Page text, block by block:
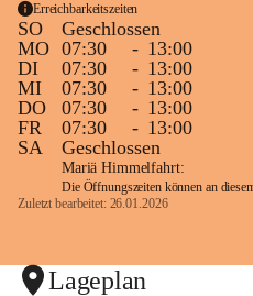
Erreichbarkeitszeiten
SO
Geschlossen
MO 07:30 - 13:00
DI
07:30 - 13:00
MI
07:30 - 13:00
DO
07:30 - 13:00
FR
07:30 - 13:00
SA
Geschlossen
Mariä Himmelfahrt:
Die Öffnungszeiten können an
Zuletzt bearbeitet: 26.01.2026
Lageplan